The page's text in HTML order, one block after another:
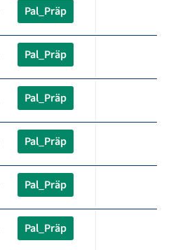
Pal_Präp
Pal_Präp
Pal_Präp
Pal_Präp
Pal_Präp
Pal_Präp